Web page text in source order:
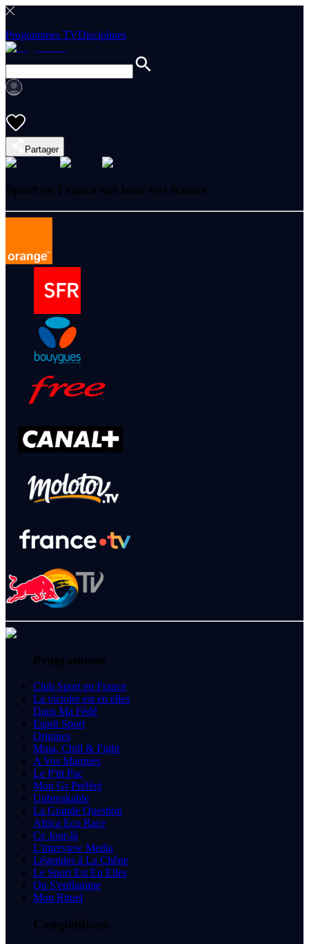
Programmes TVDisciplines
Partager
Sport en France sur tous vos écrans
Programmes
Club Sport en France
La victoire est en elles
Dans Ma Fédé
Esprit Sport
Origines
Mma, Chill & Fight
A Vos Marques
Le P'tit Pac
Mon Gr Préféré
Unbreakable
La Grande Question
Africa Eco Race
Ce Jour-là
L'interview Media
Légendes à La Chêne
Le Sport Est En Elles
On S'enflamme
Mon Rituel
Compétitions